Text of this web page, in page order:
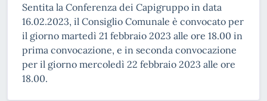
Sentita la Conferenza dei Capigruppo in data
16.02.2023, il Consiglio Comunale è convocato per
il giorno martedì 21 febbraio 2023 alle ore 18.00 in
prima convocazione, e in seconda convocazione
per il giorno mercoledì 22 febbraio 2023 alle ore
18.00.